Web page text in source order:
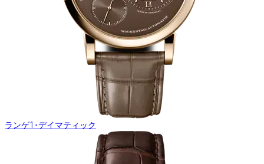
ランゲ1･デイマティック